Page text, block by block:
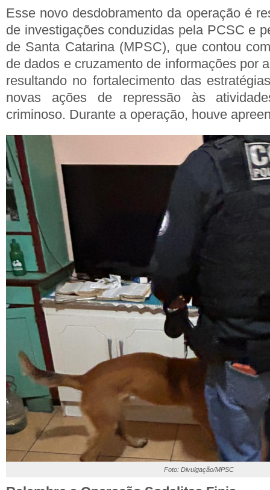
Esse novo desdobramento da operação é
de investigações conduzidas pela PCSC e
de Santa Catarina (MPSC), que contou
de dados e cruzamento de informações por
resultando no fortalecimento das
novas ações de repressão às
criminoso. Durante a operação, houve
Foto: Divulgação/MPSC